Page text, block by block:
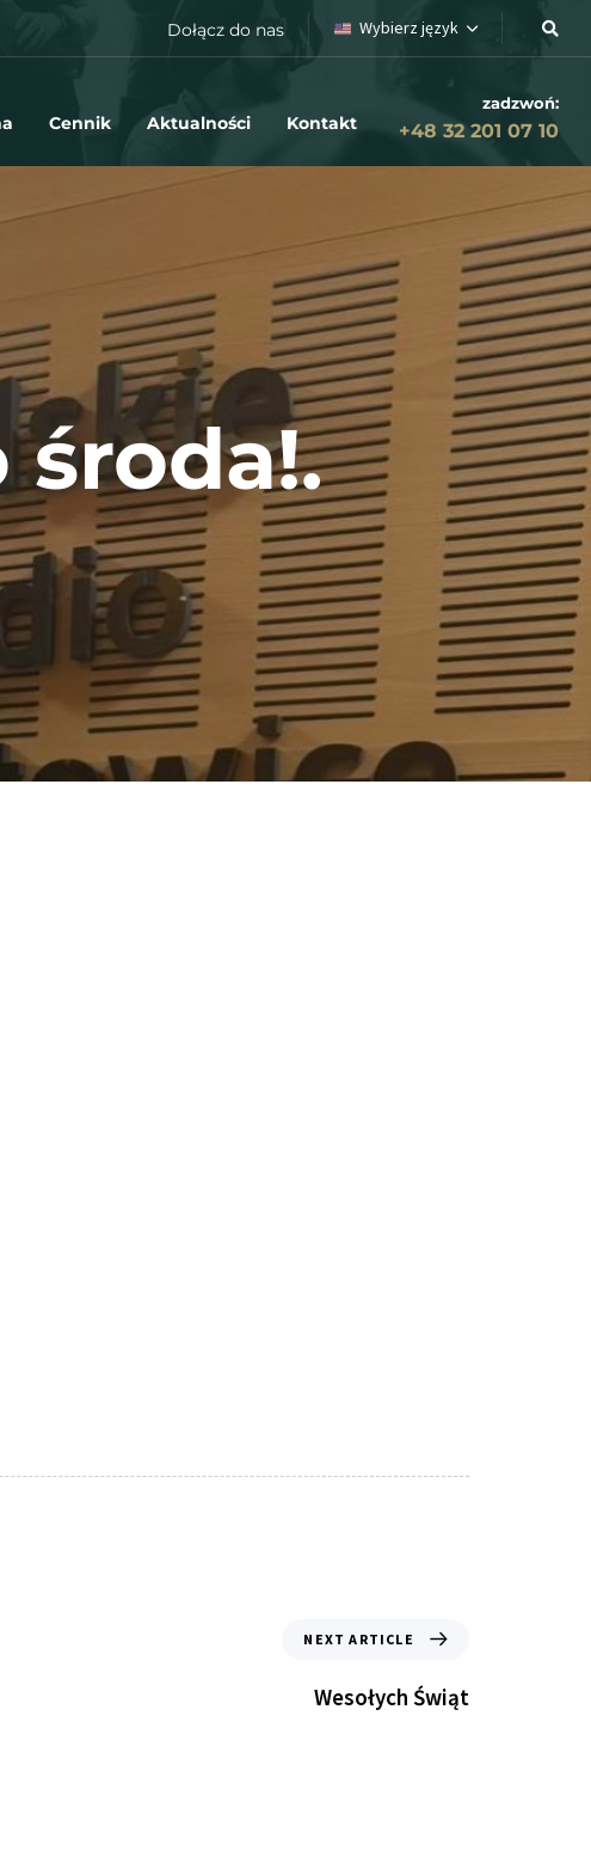
Dołącz do nas Wybierz język
Cennik Aktualności Kontakt
zadzwoń:
+48 32 201 07 10
środa!.
NEXT ARTICLE
Wesołych Świąt